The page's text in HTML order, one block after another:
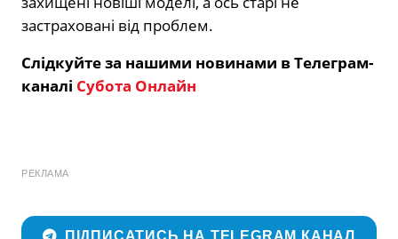
застраховані від проблем.
Слідкуйте за нашими новинами в Телеграм-
каналі Субота Онлайн
РЕКЛАМА
ПІДПИСАТИСЬ НА TELEGRAM КАНАЛ